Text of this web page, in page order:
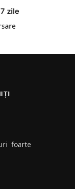
zile
foarte